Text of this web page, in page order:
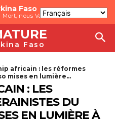
Faso
Mort, nous Vaincrons
Faso
africain : les réformes
mises en lumière...
: LES
DU
EN LUMIÈRE À